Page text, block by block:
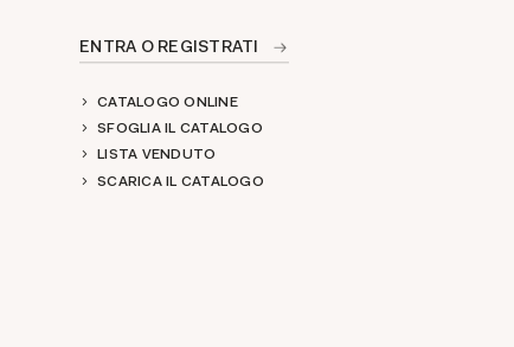
ENTRA O REGISTRATI
CATALOGO ONLINE
SFOGLIA IL CATALOGO
LISTA VENDUTO
SCARICA IL CATALOGO